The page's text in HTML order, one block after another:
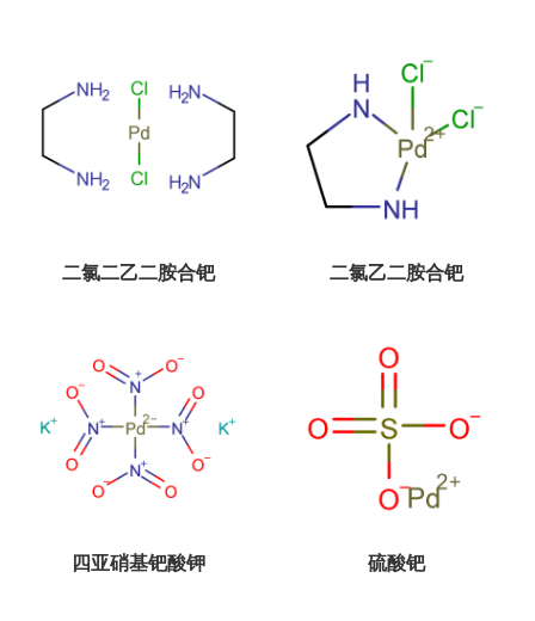
二氯二乙二胺合钯 二氯乙二胺合钯
四亚硝基钯酸钾 硫酸钯